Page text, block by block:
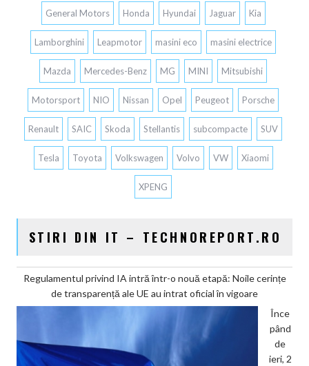
General Motors Honda Hyundai Jaguar Kia
Lamborghini Leapmotor masini eco masini electrice
Mazda Mercedes-Benz MG MINI Mitsubishi
Motorsport NIO Nissan Opel Peugeot Porsche
Renault SAIC Skoda Stellantis subcompacte SUV
Tesla Toyota Volkswagen Volvo VW Xiaomi
XPENG
STIRI DIN IT – TECHNOREPORT.RO
Regulamentul privind IA intră într-o nouă etapă: Noile cerințe
de transparență ale UE au intrat oficial în vigoare
Înce
pând
de
ieri, 2